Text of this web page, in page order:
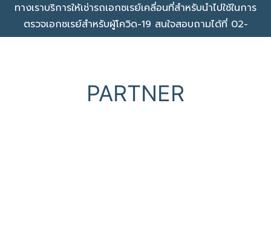
ทางเราบริการให้เช่ารถเอกซเรย์เคลี่อนที่สำหรับนำไปใช้ในการ
ตรวจเอกซเรย์สำหรับผู้โควิด-19 สนใจสอบถามได้ที่ 02-
994-1967,092-563-2661
PARTNER